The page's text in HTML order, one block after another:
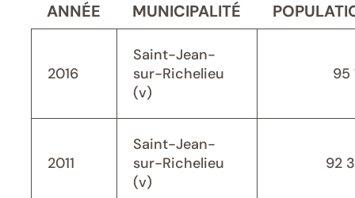
ANNÉE MUNICIPALITÉ
2016
Saint-Jean-
sur-Richelieu
(v)
95
2011
Saint-Jean-
sur-Richelieu
(v)
92